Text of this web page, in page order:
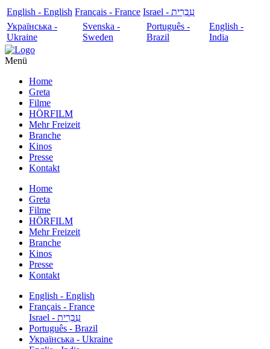
English - English Français - France
עִבְרִית - Israel
Українська -
Ukraine
Svenska -
Sweden
Português -
Brazil
English -
India
Menü
Home
Greta
Filme
HÖRFILM
Mehr Freizeit
Branche
Kinos
Presse
Kontakt
Home
Greta
Filme
HÖRFILM
Mehr Freizeit
Branche
Kinos
Presse
Kontakt
English - English
Français - France
עִבְרִית - Israel
Português - Brazil
Українська - Ukraine